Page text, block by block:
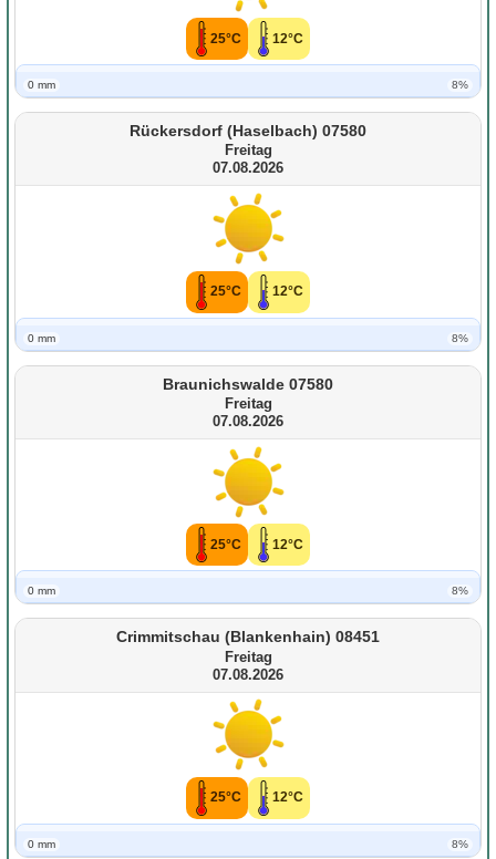
25°C 12°C
0 mm 8%
Rückersdorf (Haselbach) 07580
Freitag
07.08.2026
25°C 12°C
0 mm 8%
Braunichswalde 07580
Freitag
07.08.2026
25°C 12°C
0 mm 8%
Crimmitschau (Blankenhain) 08451
Freitag
07.08.2026
25°C 12°C
0 mm 8%